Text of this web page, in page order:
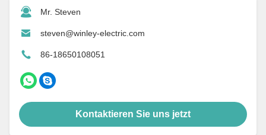
Mr. Steven
steven@winley-electric.com
86-18650108051
Kontaktieren Sie uns jetzt